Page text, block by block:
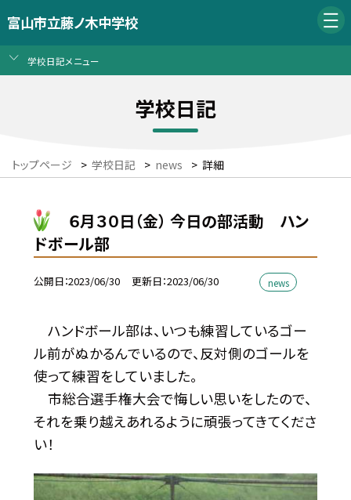
富山市立藤ノ木中学校
学校日記メニュー
学校日記
トップページ > 学校日記 > news > 詳細
６月３０日（金） 今日の部活動 ハン
ドボール部
公開日 2023/06/30 更新日 2023/06/30 news
ハンドボール部は、いつも練習しているゴー
ル前がぬかるんでいるので、反対側のゴールを
使って練習をしていました。
市総合選手権大会で悔しい思いをしたので、
それを乗り越えあれるように頑張ってきてくださ
い！